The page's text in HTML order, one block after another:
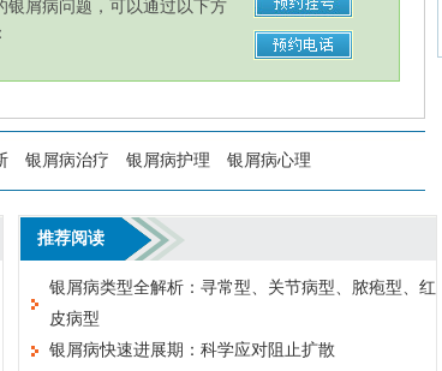
银屑病问题，可以通过以下方
银屑病治疗 银屑病护理 银屑病心理
推荐阅读
银屑病类型全解析：寻常型、关节病型、脓疱型、红
皮病型
银屑病快速进展期：科学应对阻止扩散